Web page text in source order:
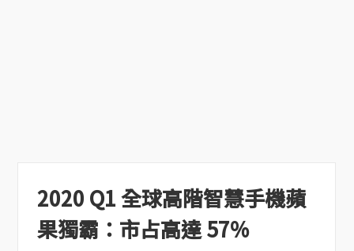
2020 Q1 全球高階智慧手機蘋
果獨霸：市占高達 57%